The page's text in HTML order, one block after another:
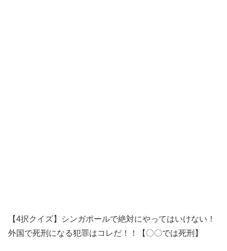
【4択クイズ】シンガポールで絶対にやってはいけない！
外国で死刑になる犯罪はコレだ！！【〇〇では死刑】